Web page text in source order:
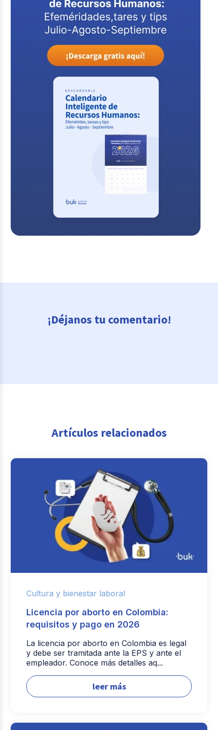
¡Déjanos tu comentario!
Artículos relacionados
Cultura y bienestar laboral
Licencia por aborto en Colombia:
requisitos y pago en 2026
La licencia por aborto en Colombia es legal
y debe ser tramitada ante la EPS y ante el
empleador. Conoce más detalles aq...
leer más